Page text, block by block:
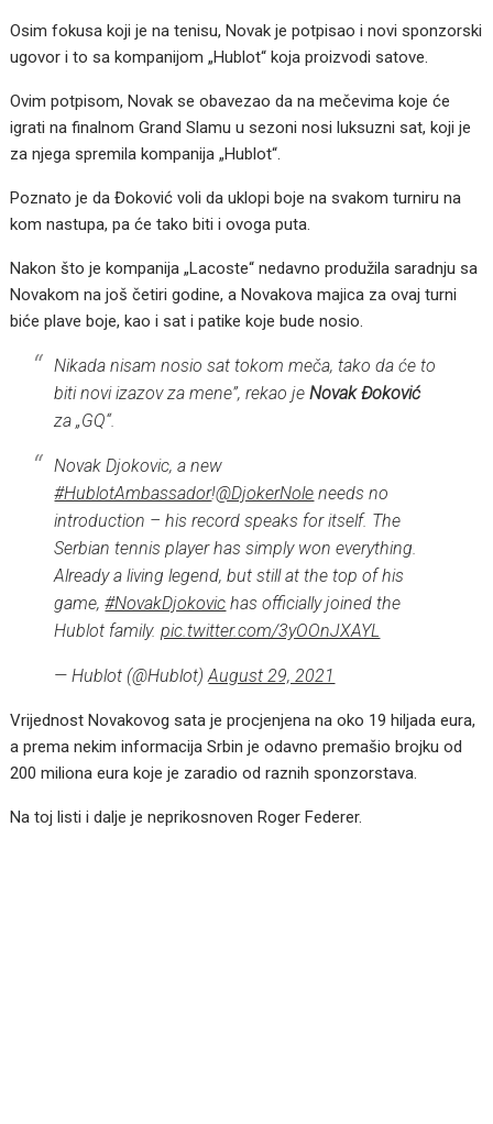
Osim fokusa koji je na tenisu, Novak je potpisao i novi sponzorski
ugovor i to sa kompanijom „Hublot“ koja proizvodi satove.
Ovim potpisom, Novak se obavezao da na mečevima koje će
igrati na finalnom Grand Slamu u sezoni nosi luksuzni sat, koji je
za njega spremila kompanija „Hublot“.
Poznato je da Đoković voli da uklopi boje na svakom turniru na
kom nastupa, pa će tako biti i ovoga puta.
Nakon što je kompanija „Lacoste“ nedavno produžila saradnju sa
Novakom na još četiri godine, a Novakova majica za ovaj turni
biće plave boje, kao i sat i patike koje bude nosio.
Nikada nisam nosio sat tokom meča, tako da će to
biti novi izazov za mene”, rekao jeNovak Đoković
za „GQ“.
Novak Djokovic, a new
#HublotAmbassador!@DjokerNole needs no
introduction – his record speaks for itself. The
Serbian tennis player has simply won everything.
Already a living legend, but still at the top of his
game,#NovakDjokovic has officially joined the
Hublot family.pic.twitter.com/3yOOnJXAYL
— Hublot (@Hublot)August 29, 2021
Vrijednost Novakovog sata je procjenjena na oko 19 hiljada eura,
a prema nekim informacija Srbin je odavno premašio brojku od
200 miliona eura koje je zaradio od raznih sponzorstava.
Na toj listi i dalje je neprikosnoven Roger Federer.